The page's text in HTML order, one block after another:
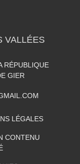
VALLÉES
RÉPUBLIQUE
GIER
LÉGALES
CONTENU